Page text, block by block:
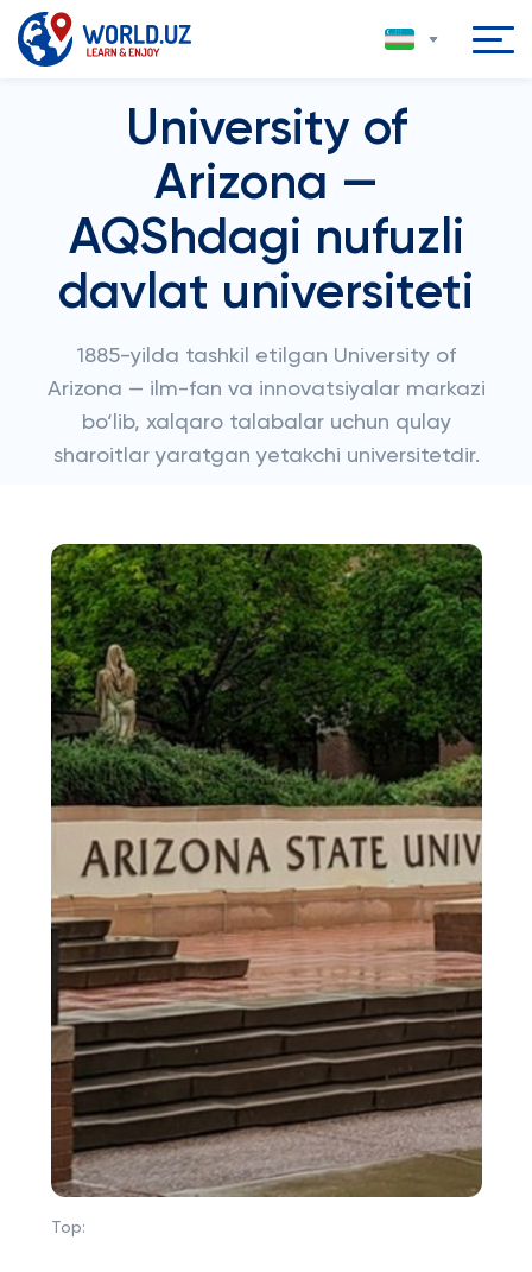
University of
Arizona —
AQShdagi nufuzli
davlat universiteti
1885-yilda tashkil etilgan University of
Arizona — ilm-fan va innovatsiyalar markazi
bo‘lib, xalqaro talabalar uchun qulay
sharoitlar yaratgan yetakchi universitetdir.
Top: